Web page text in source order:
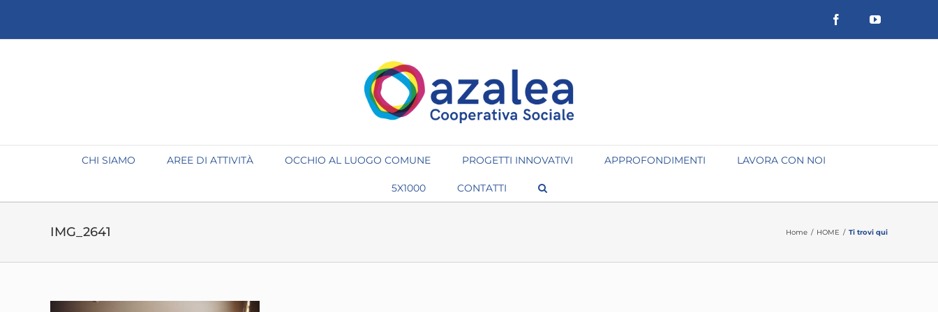
contenuto
FacebookYouTube
CHI SIAMO AREE DI ATTIVITÀ OCCHIO AL LUOGO COMUNE PROGETTI INNOVATIVI APPROFONDIMENTI LAVORA CON NOI
5X1000 CONTATTI
IMG_2641 Home / HOME / Ti trovi qui